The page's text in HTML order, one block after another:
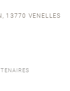
13770 VENELLES